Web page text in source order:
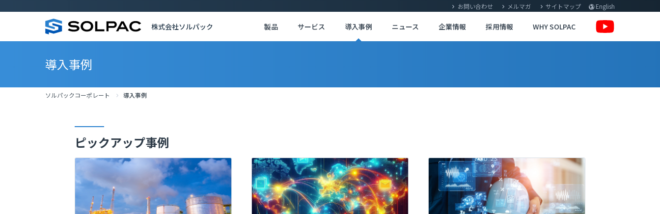
お問い合わせ メルマガ サイトマップ English
株式会社ソルパック 製品 サービス 導入事例 ニュース 企業情報 採用情報 WHY SOLPAC
導入事例
ソルパックコーポレート 導入事例
ピックアップ事例